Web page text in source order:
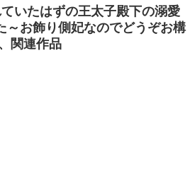
いたはずの王太子殿下の溺愛
～お飾り側妃なのでどうぞお構
関連作品